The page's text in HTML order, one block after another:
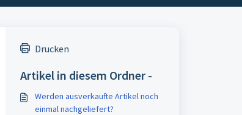
Drucken
Artikel in diesem Ordner -
Werden ausverkaufte Artikel noch
einmal nachgeliefert?